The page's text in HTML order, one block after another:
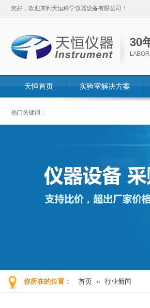
您好，欢迎来到天恒科学仪器设备有限公司！
30
天恒首页 实验室解决方案
热门关键词：
你所在的位置： 首页 » 行业新闻